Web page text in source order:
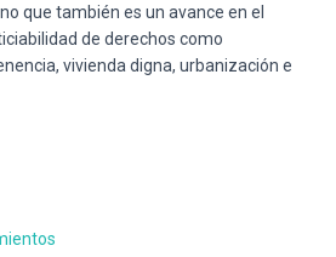
que también es un avance en el
de derechos como
vivienda digna, urbanización e